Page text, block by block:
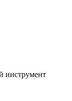
инструмент